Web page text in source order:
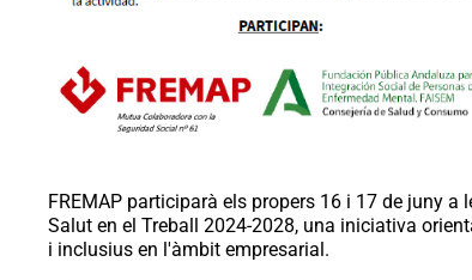
FREMAP participarà els propers 16 i 17 de juny
Salut en el Treball 2024-2028, una iniciativa
i inclusius en l'àmbit empresarial.